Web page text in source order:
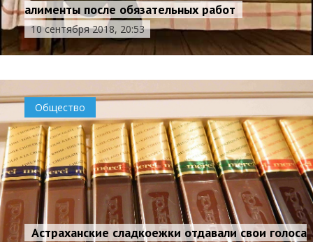
алименты после обязательных работ
10 сентября 2018, 20:53
Общество
Астраханские сладкоежки отдавали свои голоса